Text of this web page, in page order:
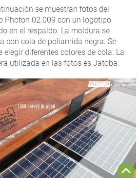
se muestran fotos del
Photon 02.009 con un logotipo
en el respaldo. La moldura se
con cola de poliamida negra. Se
elegir diferentes colores de cola. La
utilizada en las fotos es Jatoba.